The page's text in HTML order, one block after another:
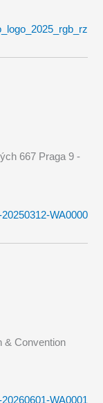
667 Praga 9 -
& Convention